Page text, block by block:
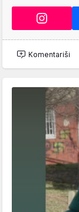
Komentariši